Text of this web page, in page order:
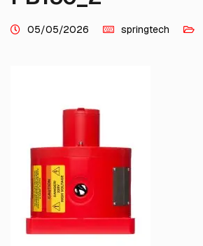
05/05/2026 springtech